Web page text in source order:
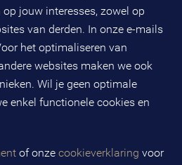
jouw interesses, zowel op
van derden. In onze e-mails
het optimaliseren van
websites maken we ook
Wil je geen optimale
enkel functionele cookies en
of onze cookieverklaring voor
van BMC groep B.V.